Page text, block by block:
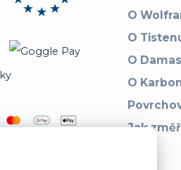
O
O
O
O
Jak